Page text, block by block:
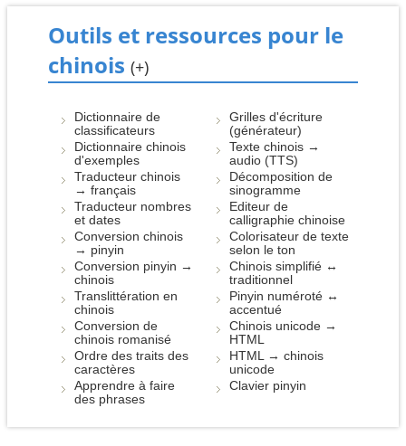
Outils et ressources pour le
chinois (+)
Dictionnaire de
classificateurs
Dictionnaire chinois
d'exemples
Traducteur chinois
→ français
Traducteur nombres
et dates
Conversion chinois
→ pinyin
Conversion pinyin →
chinois
Translittération en
chinois
Conversion de
chinois romanisé
Ordre des traits des
caractères
Apprendre à faire
des phrases
Grilles d'écriture
(générateur)
Texte chinois →
audio (TTS)
Décomposition de
sinogramme
Editeur de
calligraphie chinoise
Colorisateur de texte
selon le ton
Chinois simplifié ↔
traditionnel
Pinyin numéroté ↔
accentué
Chinois unicode →
HTML
HTML → chinois
unicode
Clavier pinyin